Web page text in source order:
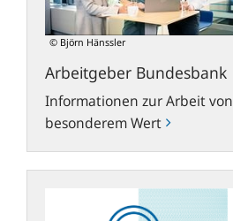
© Björn Hänssler
Arbeitgeber Bundesbank
Informationen zur Arbeit von
besonderem Wert